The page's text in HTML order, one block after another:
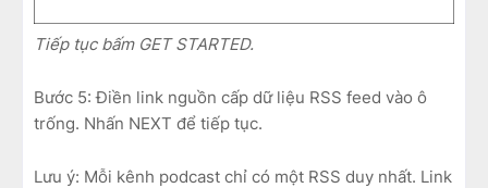
Tiếp tục bấm GET STARTED.
Bước 5: Điền link nguồn cấp dữ liệu RSS feed vào ô
trống. Nhấn NEXT để tiếp tục.
Lưu ý: Mỗi kênh podcast chỉ có một RSS duy nhất. Link